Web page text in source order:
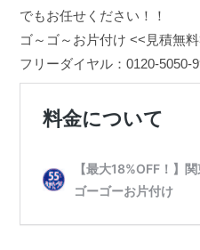
でもお任せください！！
ゴ～ゴ～お片付け <<見積無
フリーダイヤル：0120-5050-